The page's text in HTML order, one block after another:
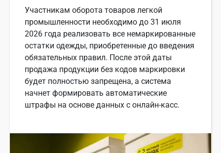
Участникам оборота товаров легкой
промышленности необходимо до 31 июля
2026 года реализовать все немаркированные
остатки одежды, приобретенные до введения
обязательных правил. После этой даты
продажа продукции без кодов маркировки
будет полностью запрещена, а система
начнет формировать автоматические
штрафы на основе данных с онлайн-касс.